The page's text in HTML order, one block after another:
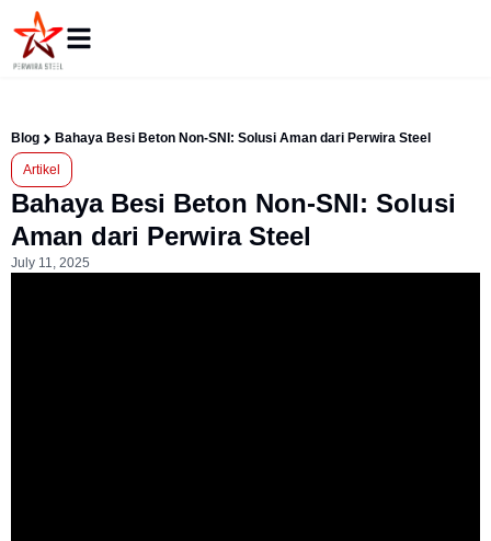
Blog Bahaya Besi Beton Non-SNI: Solusi Aman dari Perwira Steel
Artikel
Bahaya Besi Beton Non-SNI: Solusi
Aman dari Perwira Steel
July 11, 2025